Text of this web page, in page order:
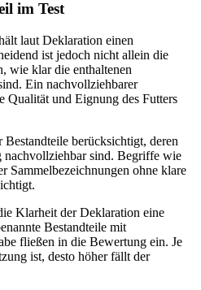
im Test
laut Deklaration einen
ist jedoch nicht allein die
wie klar die enthaltenen
Ein nachvollziehbarer
Qualität und Eignung des Futters
berücksichtigt, deren
sind. Begriffe wie
Sammelbezeichnungen ohne klare
Klarheit der Deklaration eine
Bestandteile mit
fließen in die Bewertung ein. Je
ist, desto höher fällt der